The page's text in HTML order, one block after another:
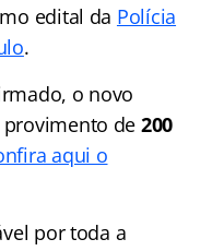
edital da Polícia
.
o novo
de 200
aqui o
por toda a